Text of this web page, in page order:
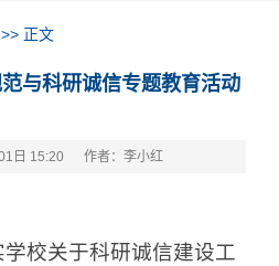
>> 正文
与科研诚信专题教育活动
日 15:20 作者：李小红
校关于科研诚信建设工